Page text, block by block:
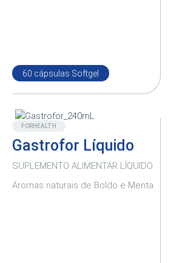
60 cápsulas Softgel
Novo
FORHEALTH
Gastrofor Líquido
SUPLEMENTO ALIMENTAR LÍQUIDO
Aromas naturais de Boldo e Menta